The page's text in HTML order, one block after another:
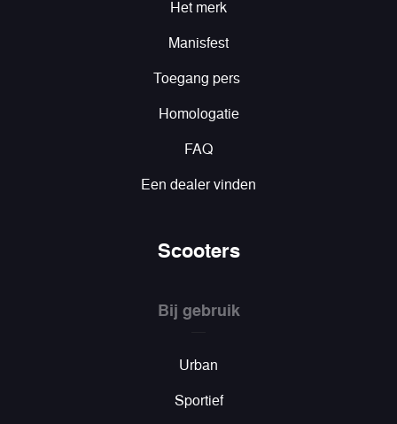
Het merk
Manisfest
Toegang pers
Homologatie
FAQ
Een dealer vinden
Scooters
Bij gebruik
Urban
Sportief